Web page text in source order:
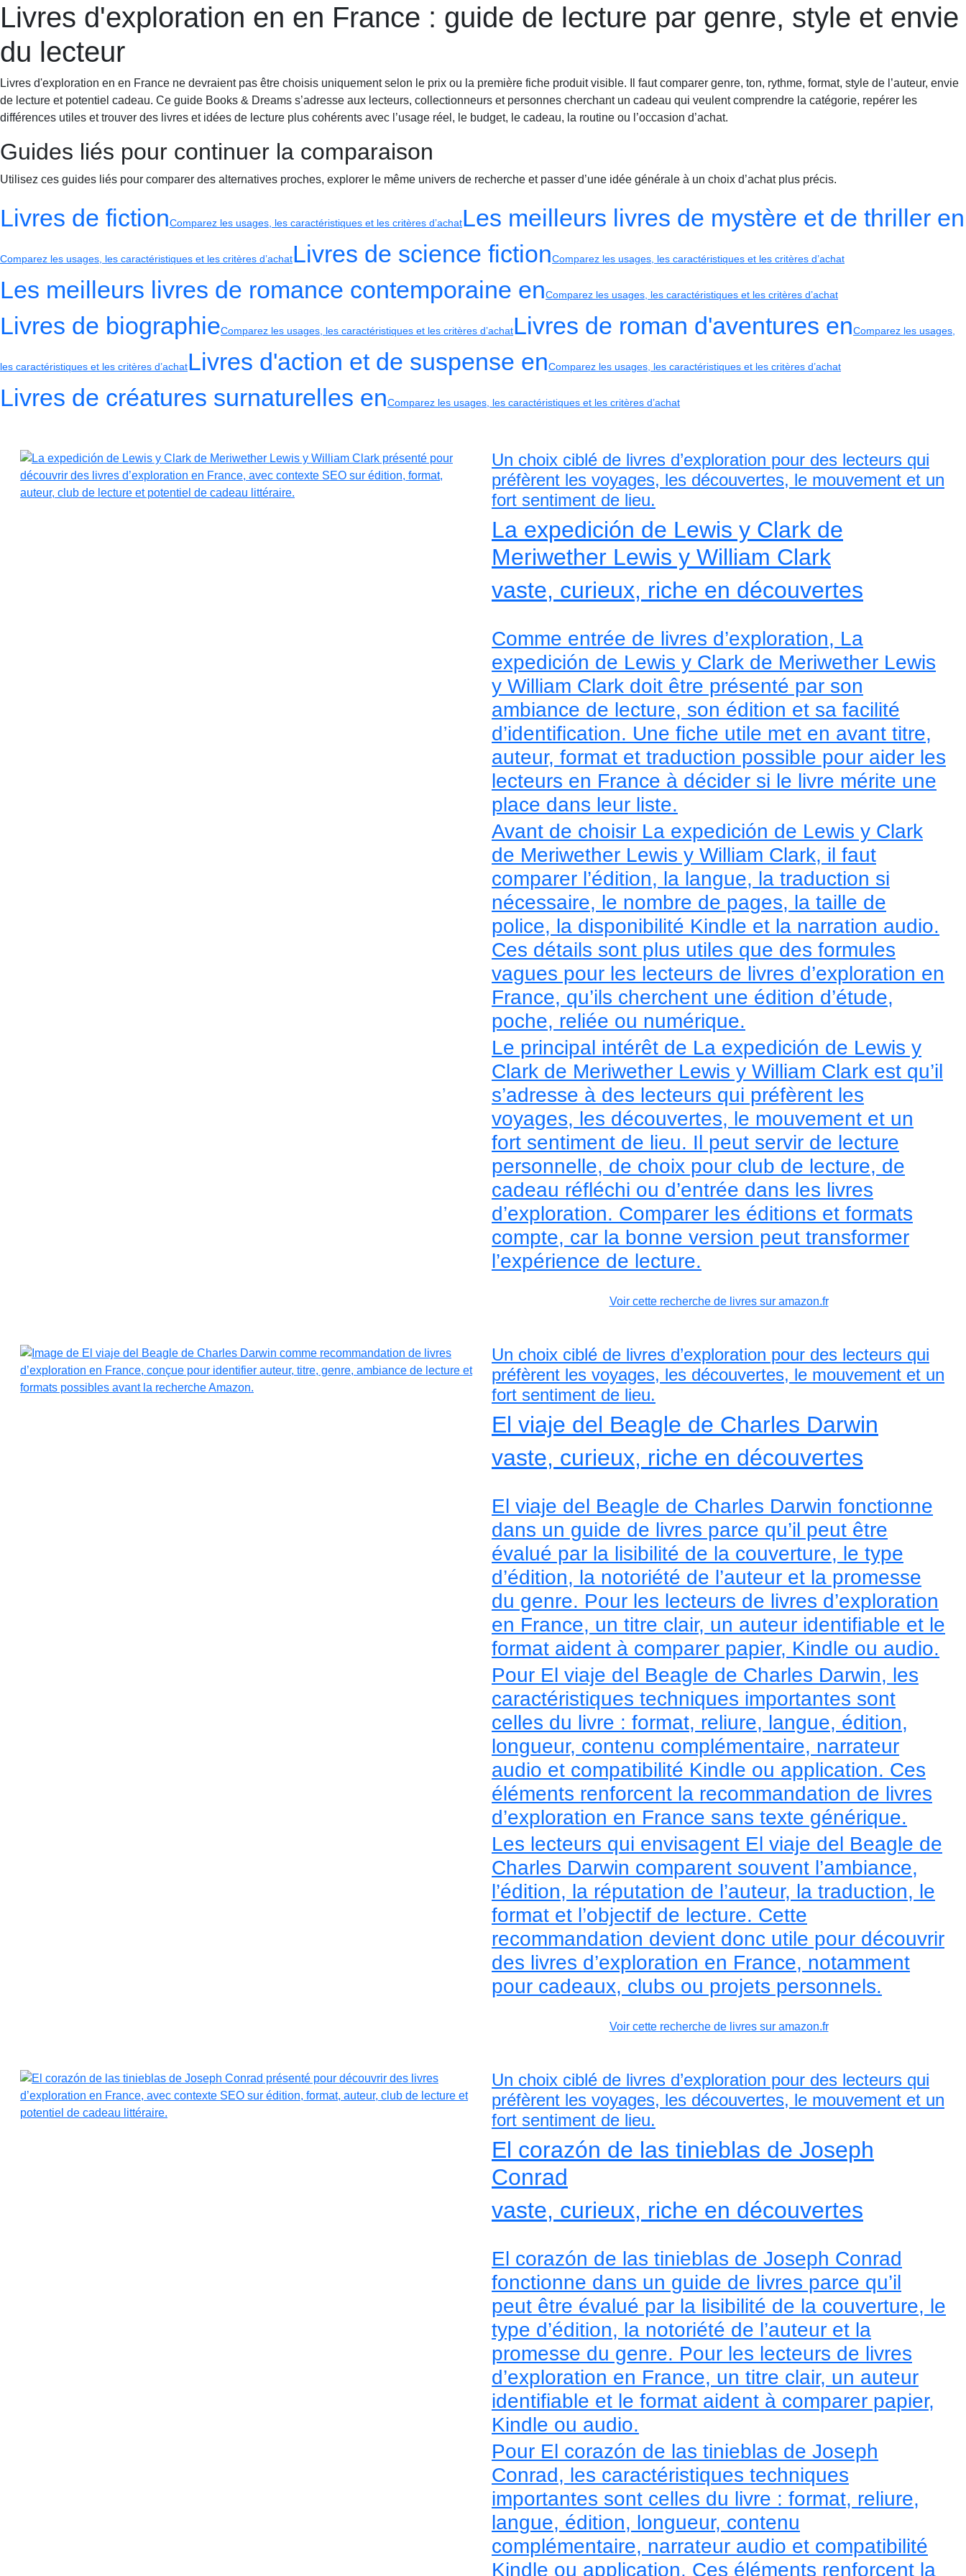
Books & Dreams
Accueil
Fiction Mystère Science-fiction Romance Biographie
Livres d'exploration en en France : guide de lecture par genre, style et envie
du lecteur
Livres d'exploration en en France ne devraient pas être choisis uniquement selon le prix ou la première fiche produit visible. Il faut comparer genre, ton, rythme, format, style de l’auteur, envie
de lecture et potentiel cadeau. Ce guide Books & Dreams s’adresse aux lecteurs, collectionneurs et personnes cherchant un cadeau qui veulent comprendre la catégorie, repérer les
différences utiles et trouver des livres et idées de lecture plus cohérents avec l’usage réel, le budget, le cadeau, la routine ou l’occasion d’achat.
Guides liés pour continuer la comparaison
Utilisez ces guides liés pour comparer des alternatives proches, explorer le même univers de recherche et passer d’une idée générale à un choix d’achat plus précis.
Livres de fictionComparez les usages, les caractéristiques et les critères d’achatLes meilleurs livres de mystère et de thriller en
Comparez les usages, les caractéristiques et les critères d’achatLivres de science fictionComparez les usages, les caractéristiques et les critères d’achat
Les meilleurs livres de romance contemporaine enComparez les usages, les caractéristiques et les critères d’achat
Livres de biographieComparez les usages, les caractéristiques et les critères d’achatLivres de roman d'aventures enComparez les usages,
les caractéristiques et les critères d’achatLivres d'action et de suspense enComparez les usages, les caractéristiques et les critères d’achat
Livres de créatures surnaturelles enComparez les usages, les caractéristiques et les critères d’achat
Un choix ciblé de livres d’exploration pour des lecteurs qui
préfèrent les voyages, les découvertes, le mouvement et un
fort sentiment de lieu.
La expedición de Lewis y Clark de
Meriwether Lewis y William Clark
vaste, curieux, riche en découvertes
Comme entrée de livres d’exploration, La
expedición de Lewis y Clark de Meriwether Lewis
y William Clark doit être présenté par son
ambiance de lecture, son édition et sa facilité
d’identification. Une fiche utile met en avant titre,
auteur, format et traduction possible pour aider les
lecteurs en France à décider si le livre mérite une
place dans leur liste.
Avant de choisir La expedición de Lewis y Clark
de Meriwether Lewis y William Clark, il faut
comparer l’édition, la langue, la traduction si
nécessaire, le nombre de pages, la taille de
police, la disponibilité Kindle et la narration audio.
Ces détails sont plus utiles que des formules
vagues pour les lecteurs de livres d’exploration en
France, qu’ils cherchent une édition d’étude,
poche, reliée ou numérique.
Le principal intérêt de La expedición de Lewis y
Clark de Meriwether Lewis y William Clark est qu’il
s’adresse à des lecteurs qui préfèrent les
voyages, les découvertes, le mouvement et un
fort sentiment de lieu. Il peut servir de lecture
personnelle, de choix pour club de lecture, de
cadeau réfléchi ou d’entrée dans les livres
d’exploration. Comparer les éditions et formats
compte, car la bonne version peut transformer
l’expérience de lecture.
Voir cette recherche de livres sur amazon.fr
Un choix ciblé de livres d’exploration pour des lecteurs qui
préfèrent les voyages, les découvertes, le mouvement et un
fort sentiment de lieu.
El viaje del Beagle de Charles Darwin
vaste, curieux, riche en découvertes
El viaje del Beagle de Charles Darwin fonctionne
dans un guide de livres parce qu’il peut être
évalué par la lisibilité de la couverture, le type
d’édition, la notoriété de l’auteur et la promesse
du genre. Pour les lecteurs de livres d’exploration
en France, un titre clair, un auteur identifiable et le
format aident à comparer papier, Kindle ou audio.
Pour El viaje del Beagle de Charles Darwin, les
caractéristiques techniques importantes sont
celles du livre : format, reliure, langue, édition,
longueur, contenu complémentaire, narrateur
audio et compatibilité Kindle ou application. Ces
éléments renforcent la recommandation de livres
d’exploration en France sans texte générique.
Les lecteurs qui envisagent El viaje del Beagle de
Charles Darwin comparent souvent l’ambiance,
l’édition, la réputation de l’auteur, la traduction, le
format et l’objectif de lecture. Cette
recommandation devient donc utile pour découvrir
des livres d’exploration en France, notamment
pour cadeaux, clubs ou projets personnels.
Voir cette recherche de livres sur amazon.fr
Un choix ciblé de livres d’exploration pour des lecteurs qui
préfèrent les voyages, les découvertes, le mouvement et un
fort sentiment de lieu.
El corazón de las tinieblas de Joseph
Conrad
vaste, curieux, riche en découvertes
El corazón de las tinieblas de Joseph Conrad
fonctionne dans un guide de livres parce qu’il
peut être évalué par la lisibilité de la couverture, le
type d’édition, la notoriété de l’auteur et la
promesse du genre. Pour les lecteurs de livres
d’exploration en France, un titre clair, un auteur
identifiable et le format aident à comparer papier,
Kindle ou audio.
Pour El corazón de las tinieblas de Joseph
Conrad, les caractéristiques techniques
importantes sont celles du livre : format, reliure,
langue, édition, longueur, contenu
complémentaire, narrateur audio et compatibilité
Kindle ou application. Ces éléments renforcent la